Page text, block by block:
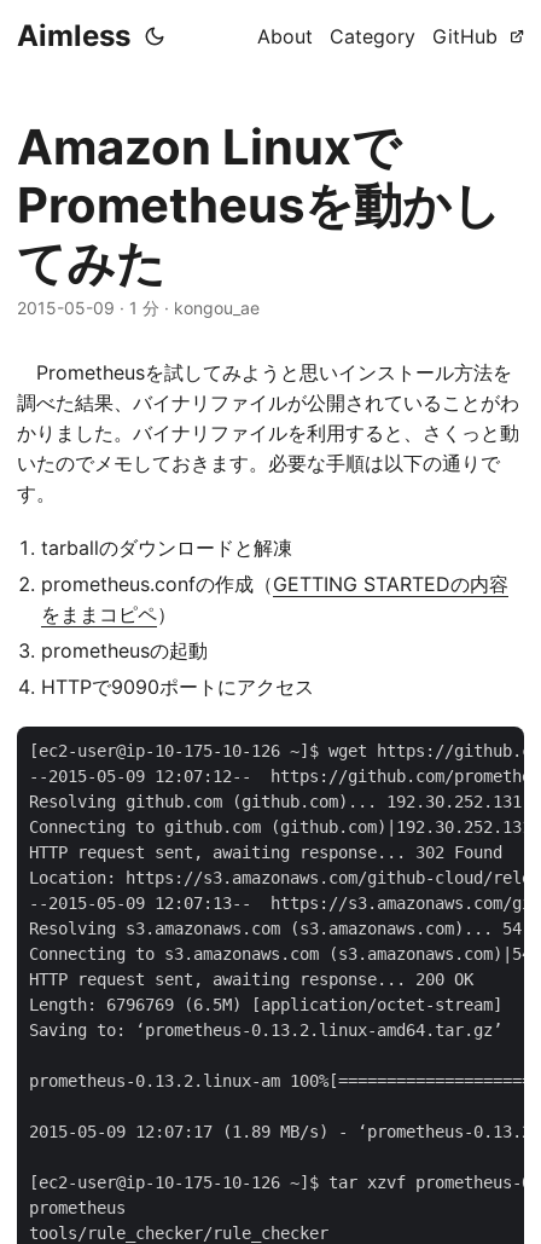
Aimless About Category GitHub
Amazon Linuxで
Prometheusを動かし
てみた
2015-05-09 · 1 分 · kongou_ae
Prometheusを試してみようと思いインストール方法を
調べた結果、バイナリファイルが公開されていることがわ
かりました。バイナリファイルを利用すると、さくっと動
いたのでメモしておきます。必要な手順は以下の通りで
す。
tarballのダウンロードと解凍
prometheus.confの作成（GETTING STARTEDの内容
をままコピペ）
prometheusの起動
HTTPで9090ポートにアクセス
[ec2-user@ip-10-175-10-126 ~]$ wget https://
--2015-05-09 12:07:12--  https://github.com/
Resolving github.com (github.com)... 192.30.252.131
Connecting to github.com
HTTP request sent, awaiting response... 302 Found
Location: https://s3.amazonaws.com/github-cloud/
--2015-05-09 12:07:13--  https://s3.amazonaws.com/
Resolving s3.amazonaws.com (s3.amazonaws.com)...
Connecting to s3.amazonaws.com
HTTP request sent, awaiting response... 200 OK
Length: 6796769 (6.5M) [application/octet-stream]
Saving to: ‘prometheus-0.13.2.linux-amd64.tar.gz’
prometheus-0.13.2.linux-am
2015-05-09 12:07:17 (1.89 MB/s) - ‘prometheus-
[ec2-user@ip-10-175-10-126 ~]$ tar xzvf
prometheus
tools/rule_checker/rule_checker